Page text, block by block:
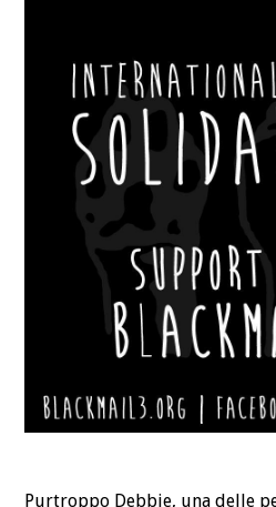
Purtroppo Debbie, una delle